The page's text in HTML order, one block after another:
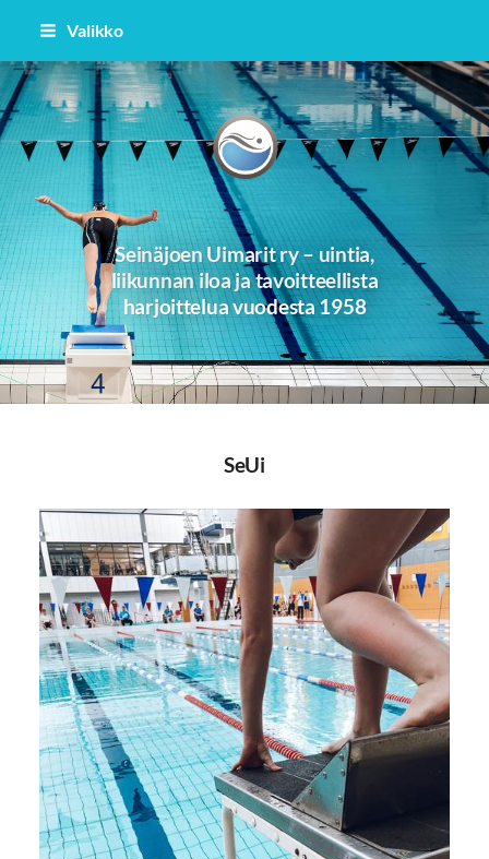
Siirry
sisältöön
Valikko
Seinäjoen Uimarit -58
Seinäjoen Uimarit ry – uintia,
liikunnan iloa ja tavoitteellista
harjoittelua vuodesta 1958
SeUi